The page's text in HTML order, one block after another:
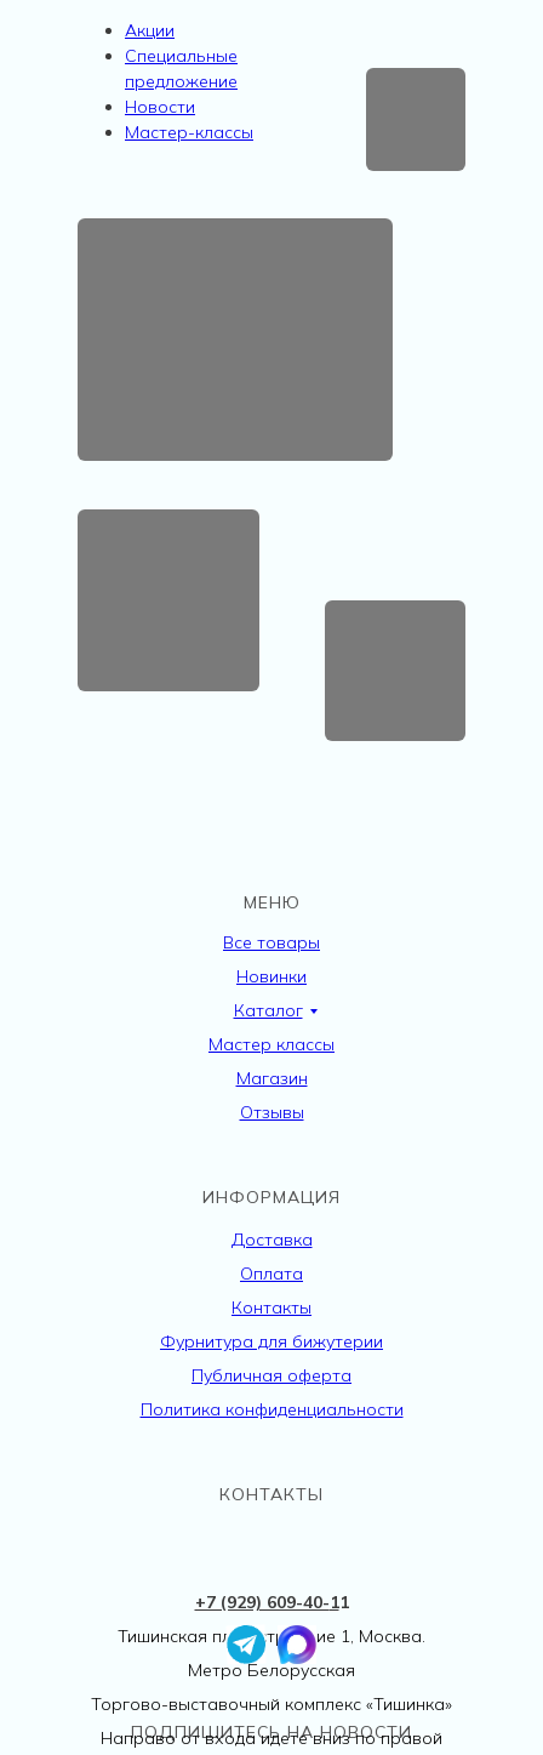
Акции
Специальные
предложение
Новости
Мастер-классы
МЕНЮ
Все товары
Новинки
Каталог
Мастер классы
Магазин
Отзывы
ИНФОРМАЦИЯ
Доставка
Оплата
Контакты
Фурнитура для бижутерии
Публичная оферта
Политика конфиденциальности
ПОДПИШИТЕСЬ НА НОВОСТИ
КОНТАКТЫ
+7 (929) 609-40-11
Тишинская пл., 1 строение 1, Москва.
Метро Белорусская
Торгово-выставочный комплекс «Тишинка»
Направо от входа идете вниз по правой